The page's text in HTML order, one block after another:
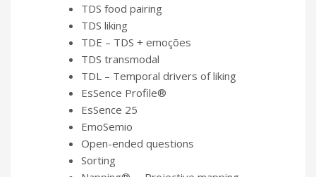
TDS food pairing
TDS liking
TDE – TDS + emoções
TDS transmodal
TDL – Temporal drivers of liking
EsSence Profile®
EsSence 25
EmoSemio
Open-ended questions
Sorting